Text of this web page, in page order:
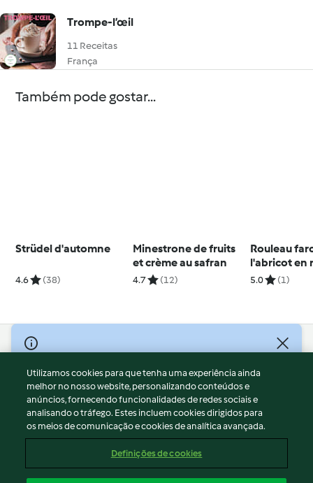
Trompe-l’œil
11 Receitas
França
Também pode gostar...
Strüdel d'automne
4.6 (38)
Minestrone de fruits
et crème au safran
4.7 (12)
Rouleau
l'abricot en
pancetta
5.0 (1)
© Copyright 2026
Termos de Utilização
Aviso sobre Proteção de Dados
Aviso
Apoio legal
Conteúdo do relatório
Utilizamos cookies para que tenha uma experiência ainda
melhor no nosso website, personalizando conteúdos e
anúncios, fornecendo funcionalidades de redes sociais e
analisando o tráfego. Estes incluem cookies dirigidos para
os meios de comunicação e cookies de analítica avançada.
Definições de cookies